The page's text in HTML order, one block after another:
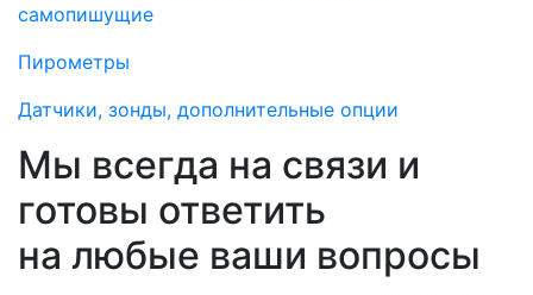
самопишущие
Пирометры
Датчики, зонды, дополнительные опции
Мы всегда на связи и
готовы ответить
на любые ваши вопросы